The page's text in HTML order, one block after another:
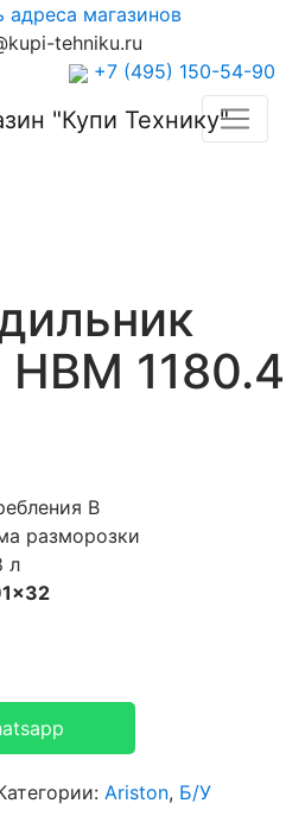
адреса магазинов
tehniku.ru
+7 (495) 150-54-90
HBM 1180.4
В
разморозки
л
Ariston, Б/У